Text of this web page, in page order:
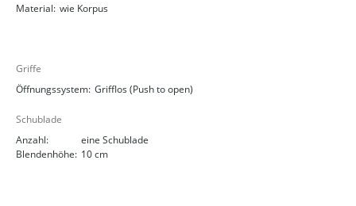
Material: wie Korpus
Griffe
Öffnungssystem: Grifflos (Push to open)
Schublade
Anzahl:
eine Schublade
Blendenhöhe: 10 cm